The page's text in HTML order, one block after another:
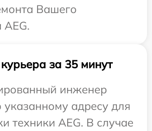
Вашего
AEG.
за 35 минут
инженер
указанному адресу для
техники AEG. В случае